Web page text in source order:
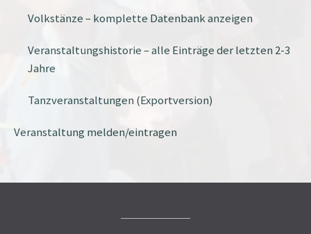
Volkstänze – komplette Datenbank anzeigen
Veranstaltungshistorie – alle Einträge der letzten 2-3
Jahre
Tanzveranstaltungen (Exportversion)
Veranstaltung melden/eintragen